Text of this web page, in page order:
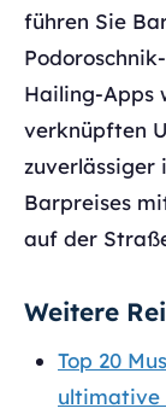
führen Sie
Hailing-Apps
verknüpften
zuverlässiger
Barpreises
auf der
Weitere
Top 20
ultimative